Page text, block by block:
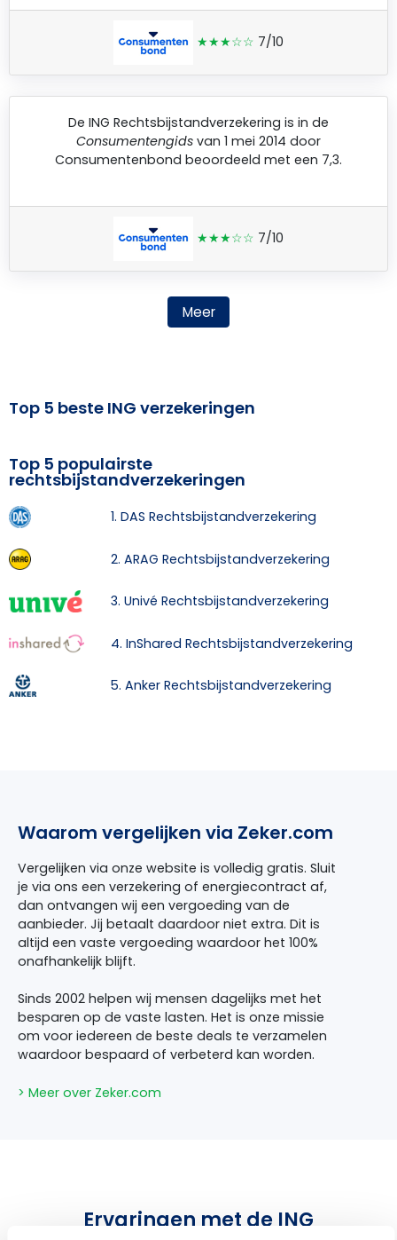
★★★☆☆ 7/10
De ING Rechtsbijstandverzekering is in de
Consumentengids van 1 mei 2014 door
Consumentenbond beoordeeld met een 7,3.
★★★☆☆ 7/10
Meer
Top 5 beste ING verzekeringen
Top 5 populairste
rechtsbijstandverzekeringen
1. DAS Rechtsbijstandverzekering
2. ARAG Rechtsbijstandverzekering
3. Univé Rechtsbijstandverzekering
4. InShared Rechtsbijstandverzekering
5. Anker Rechtsbijstandverzekering
Waarom vergelijken via Zeker.com
Vergelijken via onze website is volledig gratis. Sluit
je via ons een verzekering of energiecontract af,
dan ontvangen wij een vergoeding van de
aanbieder. Jij betaalt daardoor niet extra. Dit is
altijd een vaste vergoeding waardoor het 100%
onafhankelijk blijft.
Sinds 2002 helpen wij mensen dagelijks met het
besparen op de vaste lasten. Het is onze missie
om voor iedereen de beste deals te verzamelen
waardoor bespaard of verbeterd kan worden.
> Meer over Zeker.com
Ervaringen met de ING